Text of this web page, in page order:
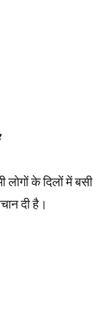
लोगों के दिलों में बसी
दी है।